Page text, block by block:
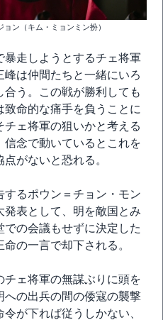
ョン（キム・ミョンミン扮）
暴走しようとするチェ将軍
は仲間たちと一緒にいろ
う。この戦が勝利しても
命的な痛手を負うことに
ェ将軍の狙いかと考える
念で動いているとこれを
がないと恐れる。
るポウン＝チョン・モン
発表として、明を敵国とみ
の会議もせずに決定した
の一言で却下される。
ェ将軍の無謀ぶりに頭を
の出兵の間の倭寇の襲撃
が下れば従うしかない、